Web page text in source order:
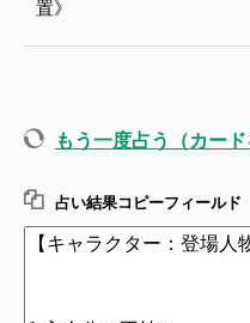
置》
もう一度占う（カード
占い結果コピーフィールド